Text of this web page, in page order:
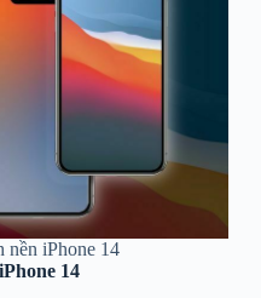
nền iPhone 14
14